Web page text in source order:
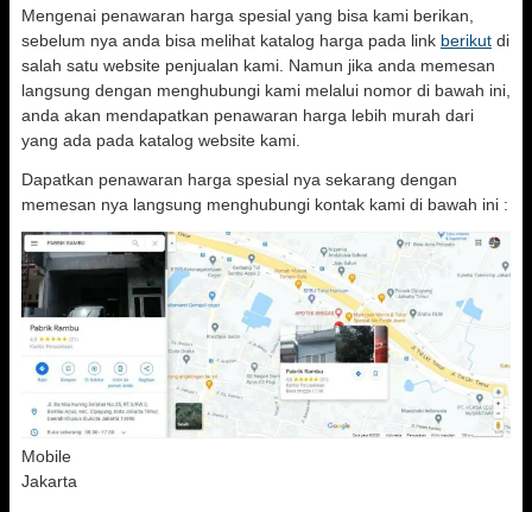
Mengenai penawaran harga spesial yang bisa kami berikan,
sebelum nya anda bisa melihat katalog harga pada link berikut di
salah satu website penjualan kami. Namun jika anda memesan
langsung dengan menghubungi kami melalui nomor di bawah ini,
anda akan mendapatkan penawaran harga lebih murah dari
yang ada pada katalog website kami.
Dapatkan penawaran harga spesial nya sekarang dengan
memesan nya langsung menghubungi kontak kami di bawah ini :
Mobile
Jakarta